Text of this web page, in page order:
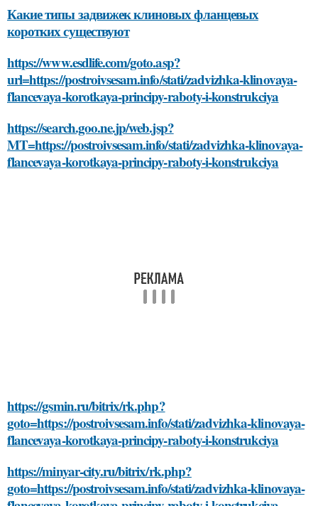
Какие типы задвижек клиновых фланцевых
коротких существуют
https://www.esdlife.com/goto.asp?
url=https://postroivsesam.info/stati/zadvizhka-klinovaya-
flancevaya-korotkaya-principy-raboty-i-konstrukciya
https://search.goo.ne.jp/web.jsp?
MT=https://postroivsesam.info/stati/zadvizhka-klinovaya-
flancevaya-korotkaya-principy-raboty-i-konstrukciya
https://gsmin.ru/bitrix/rk.php?
goto=https://postroivsesam.info/stati/zadvizhka-klinovaya-
flancevaya-korotkaya-principy-raboty-i-konstrukciya
https://minyar-city.ru/bitrix/rk.php?
goto=https://postroivsesam.info/stati/zadvizhka-klinovaya-